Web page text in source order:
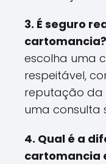
3. É seguro
cartomancia?
escolha uma
respeitável,
reputação da
uma consulta
4. Qual é a
cartomancia